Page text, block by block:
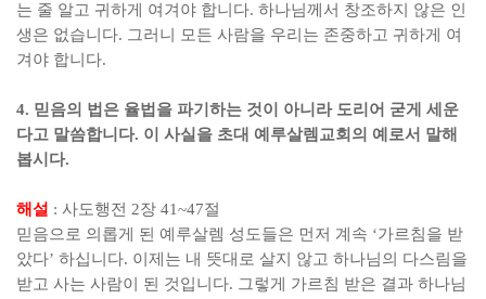
는 줄 알고 귀하게 여겨야 합니다. 하나님께서 창조하지 않은 인
생은 없습니다. 그러니 모든 사람을 우리는 존중하고 귀하게 여
겨야 합니다.
4. 믿음의 법은 율법을 파기하는 것이 아니라 도리어 굳게 세운
다고 말씀합니다. 이 사실을 초대 예루살렘교회의 예로서 말해
봅시다.
해설 : 사도행전 2장 41~47절
믿음으로 의롭게 된 예루살렘 성도들은 먼저 계속 ‘가르침을 받
았다’ 하십니다. 이제는 내 뜻대로 살지 않고 하나님의 다스림을
받고 사는 사람이 된 것입니다. 그렇게 가르침 받은 결과 하나님